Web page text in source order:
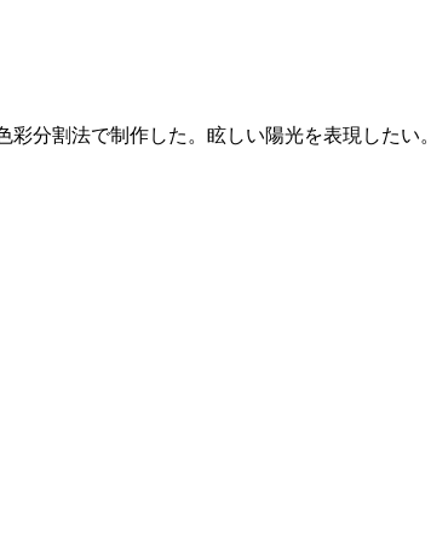
分割法で制作した。眩しい陽光を表現したい。